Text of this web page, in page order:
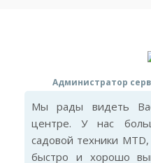
Администратор
Мы рады видеть
центре. У нас
садовой техники
быстро и хорошо